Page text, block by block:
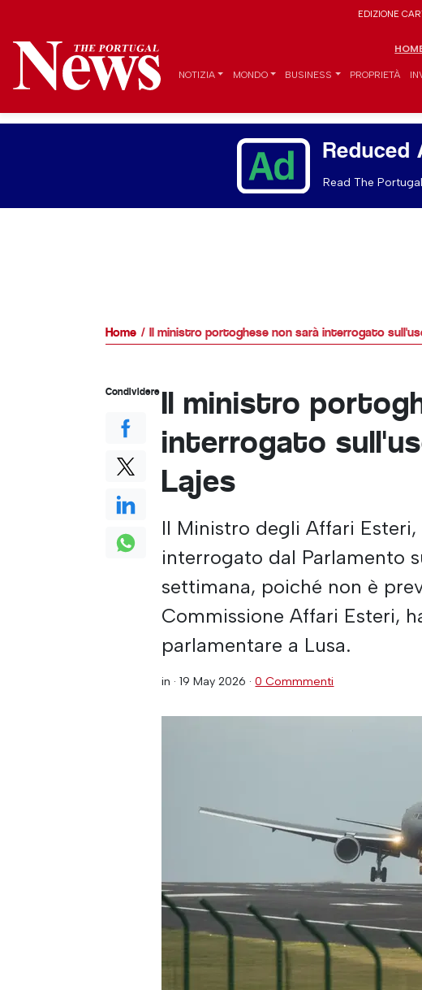
EDIZIONE
NOTIZIA MONDO BUSINESS PROPRIETÀ
Reduced
Read The
Home Il ministro portoghese non sarà interrogato
Il ministro
interrogato
Lajes
Il Ministro degli Affari Esteri,
interrogato dal Parlamento
settimana, poiché non è
Commissione Affari Esteri,
parlamentare a Lusa.
in ·19 May 2026 ·0 Commmenti
Condividere